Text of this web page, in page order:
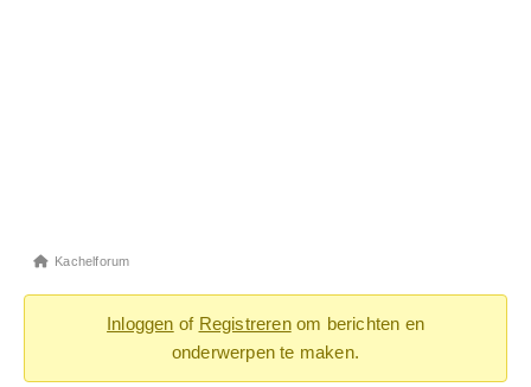
Kachelforum
Inloggen of Registrerenom berichten en
onderwerpen te maken.